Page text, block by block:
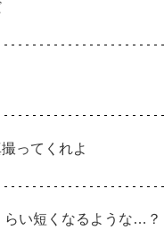
ってくれよ
らい短くなるような…？